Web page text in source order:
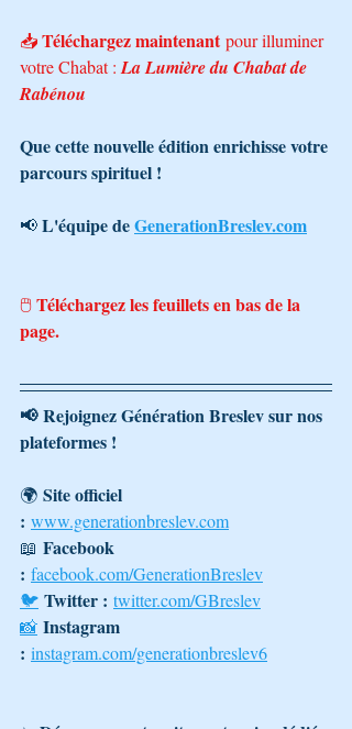
📥 Téléchargez maintenant pour illuminer
votre Chabat : La Lumière du Chabat de
Rabénou
Que cette nouvelle édition enrichisse votre
parcours spirituel !
📢 L'équipe de GenerationBreslev.com
🖱️ Téléchargez les feuillets en bas de la
page.
📢 Rejoignez Génération Breslev sur nos
plateformes !
🌍 Site officiel
: www.generationbreslev.com
📖 Facebook
: facebook.com/GenerationBreslev
🐦 Twitter : twitter.com/GBreslev
📸 Instagram
: instagram.com/generationbreslev6